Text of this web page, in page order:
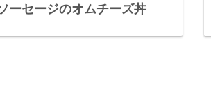
ーセージのオムチーズ丼